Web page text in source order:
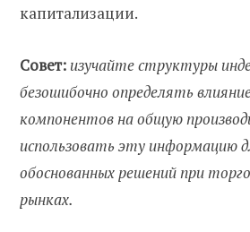
капитализации.
Совет: изучайте структуры
безошибочно определять
компонентов на общую
использовать эту информацию
обоснованных решений при
рынках.